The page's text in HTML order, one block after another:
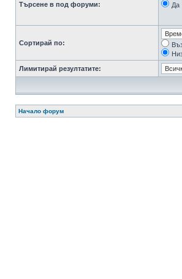
Търсене в под форуми: Да
Сортирай по:
Лимитирай резултатите:
Начало форум